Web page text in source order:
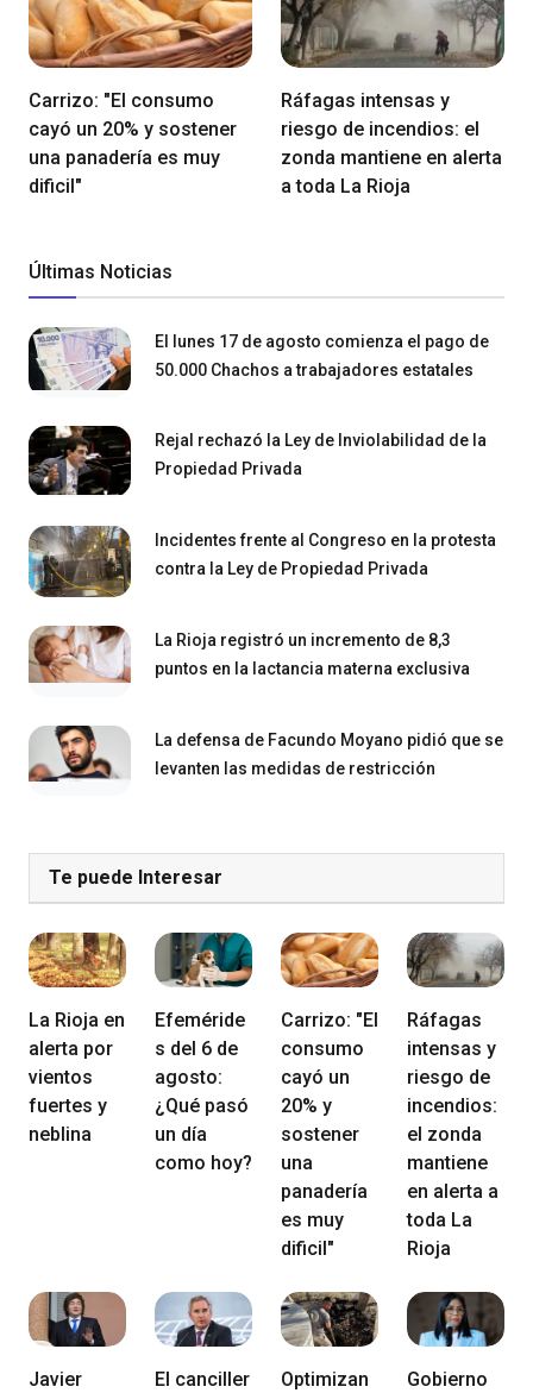
Carrizo: "El consumo
cayó un 20% y sostener
una panadería es muy
dificil"
Ráfagas intensas y
riesgo de incendios: el
zonda mantiene en alerta
a toda La Rioja
Últimas Noticias
El lunes 17 de agosto comienza el pago de
50.000 Chachos a trabajadores estatales
Rejal rechazó la Ley de Inviolabilidad de la
Propiedad Privada
Incidentes frente al Congreso en la protesta
contra la Ley de Propiedad Privada
La Rioja registró un incremento de 8,3
puntos en la lactancia materna exclusiva
La defensa de Facundo Moyano pidió que se
levanten las medidas de restricción
Te puede Interesar
La Rioja en
alerta por
vientos
fuertes y
neblina
Efeméride
s del 6 de
agosto:
¿Qué pasó
un día
como hoy?
Carrizo: "El
consumo
cayó un
20% y
sostener
una
panadería
es muy
dificil"
Ráfagas
intensas y
riesgo de
incendios:
el zonda
mantiene
en alerta a
toda La
Rioja
Javier
El canciller
Optimizan
Gobierno